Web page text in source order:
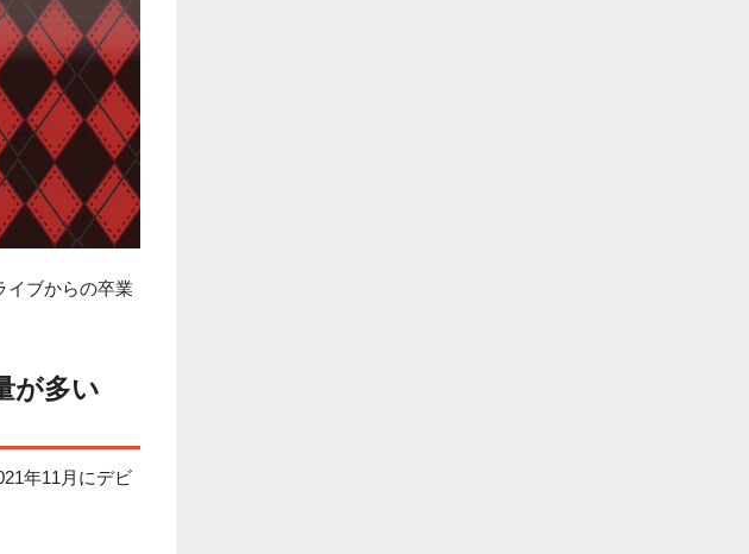
イブからの卒業
が多い
年11月にデビ